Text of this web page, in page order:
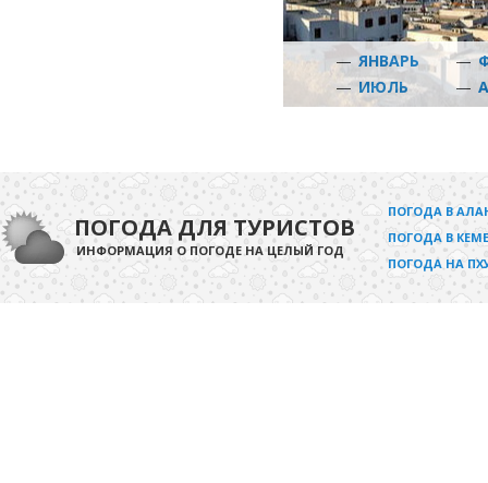
— ЯНВАРЬ —
— ИЮЛЬ —
ПОГОДА ДЛЯ ТУРИСТОВ
ИНФОРМАЦИЯ О ПОГОДЕ НА ЦЕЛЫЙ ГОД
ПОГОДА В
ПОГОДА В
ПОГОДА НА